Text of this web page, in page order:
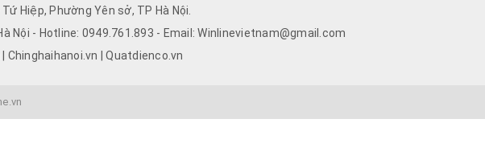
Hiệp, Phường Yên sở, TP Hà Nội.
Nội - Hotline: 0949.761.893 - Email: Winlinevietnam@gmail.com
| Quatdienco.vn